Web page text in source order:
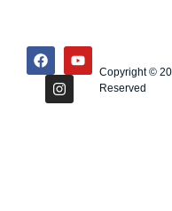
Copyright ©
Reserved